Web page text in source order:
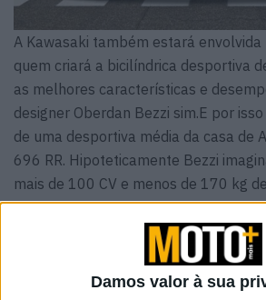
Damos valor à sua
A Kawasaki também estará
quem criará a bicilíndrica desportiva
as melhores características e
designer Oberdan Bezzi sim.E por
de uma desportiva média da casa de
696 RR. Hipoteticamente Bezzi
mais de 100 CV e menos de 170 kg
Kawasaki Z 900 RSR
Concept